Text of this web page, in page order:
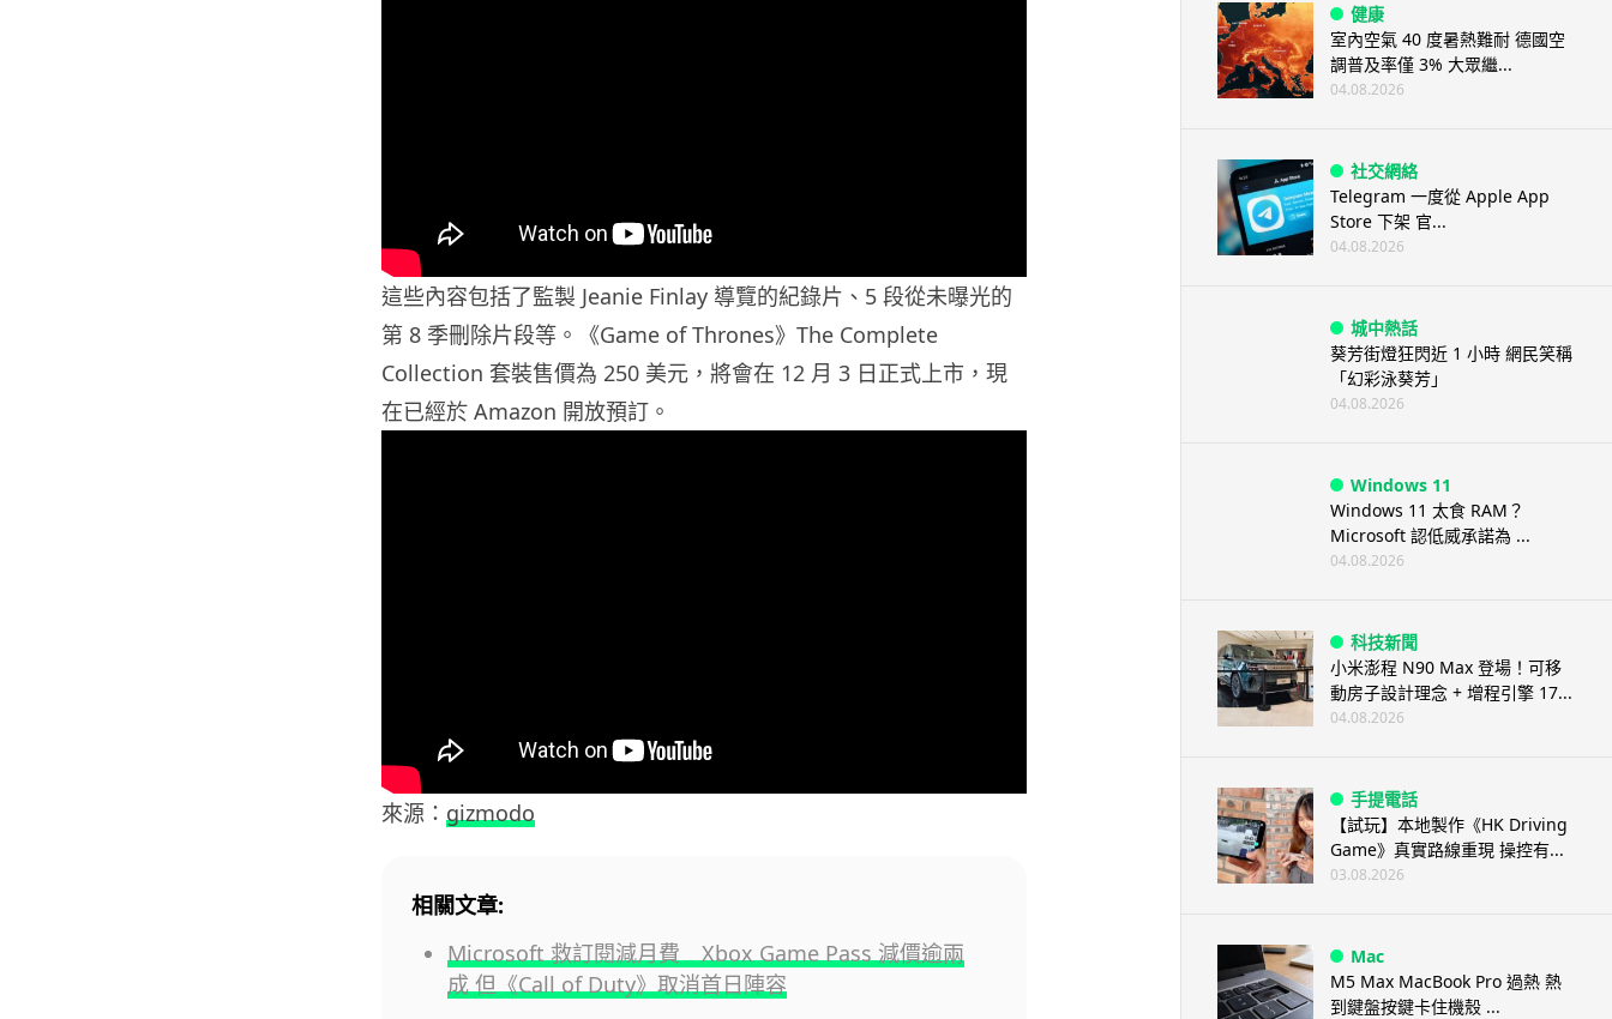
這些內容包括了監製 Jeanie Finlay 導覽的紀錄片、5 段從未曝光的
第 8 季刪除片段等。《Game of Thrones》The Complete
Collection 套裝售價為 250 美元，將會在 12 月 3 日正式上市，現
在已經於 Amazon 開放預訂。
來源： gizmodo
相關文章:
Microsoft 救訂閱減月費 Xbox Game Pass 減價逾兩
成 但《Call of Duty》取消首日陣容
健康
室內空氣 40 度暑熱難耐 德國空
調普及率僅 3% 大眾繼...
04.08.2026
社交網絡
Telegram 一度從 Apple App
Store 下架 官...
04.08.2026
城中熱話
葵芳街燈狂閃近 1 小時 網民笑稱
「幻彩泳葵芳」
04.08.2026
Windows 11
Windows 11 太食 RAM？
Microsoft 認低威承諾為 ...
04.08.2026
科技新聞
小米澎程 N90 Max 登場！可移
動房子設計理念 + 增程引擎 17...
04.08.2026
手提電話
【試玩】本地製作《HK Driving
Game》真實路線重現 操控有...
03.08.2026
Mac
M5 Max MacBook Pro 過熱 熱
到鍵盤按鍵卡住機殼 ...